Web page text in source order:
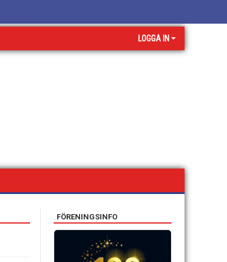
LOGGA IN
FÖRENINGSINFO